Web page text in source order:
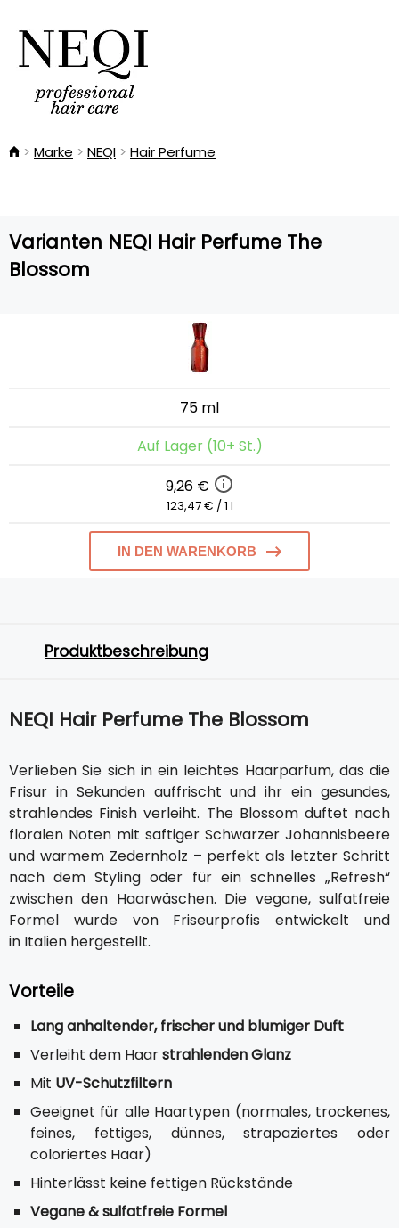
Marke NEQI Hair Perfume
Varianten NEQI Hair Perfume The
Blossom
75 ml
Auf Lager (10+ St.)
9,26 €
123,47 € / 1 l
IN DEN WARENKORB
Produktbeschreibung
NEQI Hair Perfume The Blossom
Verlieben Sie sich in ein leichtes Haarparfum, das die
Frisur in Sekunden auffrischt und ihr ein gesundes,
strahlendes Finish verleiht. The Blossom duftet nach
floralen Noten mit saftiger Schwarzer Johannisbeere
und warmem Zedernholz – perfekt als letzter Schritt
nach dem Styling oder für ein schnelles „Refresh“
zwischen den Haarwäschen. Die vegane, sulfatfreie
Formel wurde von Friseurprofis entwickelt und
in Italien hergestellt.
Vorteile
Lang anhaltender, frischer und blumiger Duft
Verleiht dem Haarstrahlenden Glanz
Mit UV-Schutzfiltern
Geeignet für alle Haartypen (normales, trockenes,
feines, fettiges, dünnes, strapaziertes oder
coloriertes Haar)
Hinterlässt keine fettigen Rückstände
Vegane & sulfatfreie Formel